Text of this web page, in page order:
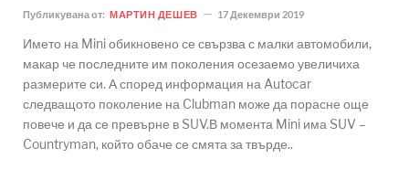
Публикувана от: МАРТИН ДЕШЕВ 17 Декември 2019
Името на Mini обикновено се свързва с малки автомобили,
макар че последните им поколения осезаемо увеличиха
размерите си. А според информация на Autocar
следващото поколение на Clubman може да порасне още
повече и да се превърне в SUV.В момента Mini има SUV –
Countryman, който обаче се смята за твърде..